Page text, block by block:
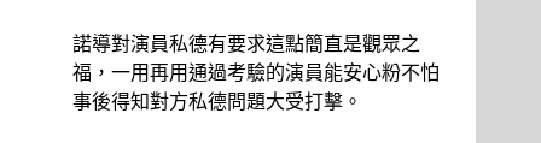
諾導對演員私德有要求這點簡直是觀眾之
福，一用再用通過考驗的演員能安心粉不怕
事後得知對方私德問題大受打擊。